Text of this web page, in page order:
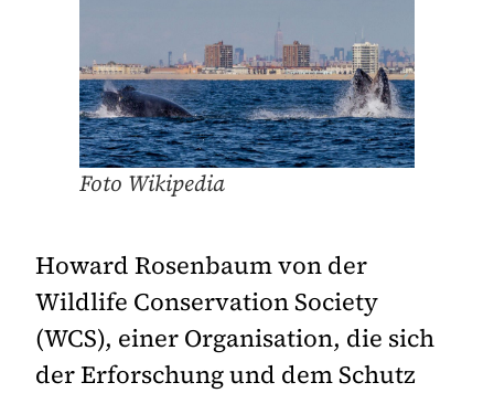
Foto Wikipedia
Howard Rosenbaum von der
Wildlife Conservation Society
(WCS), einer Organisation, die sich
der Erforschung und dem Schutz